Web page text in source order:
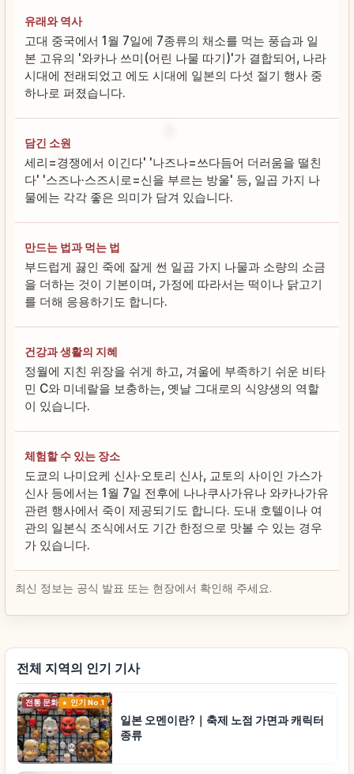
유래와 역사
고대 중국에서 1월 7일에 7종류의 채소를 먹는 풍습과 일
본 고유의 '와카나 쓰미(어린 나물 따기)'가 결합되어, 나라
시대에 전래되었고 에도 시대에 일본의 다섯 절기 행사 중
하나로 퍼졌습니다.
담긴 소원
세리=경쟁에서 이긴다' '나즈나=쓰다듬어 더러움을 떨친
다' '스즈나·스즈시로=신을 부르는 방울' 등, 일곱 가지 나
물에는 각각 좋은 의미가 담겨 있습니다.
만드는 법과 먹는 법
부드럽게 끓인 죽에 잘게 썬 일곱 가지 나물과 소량의 소금
을 더하는 것이 기본이며, 가정에 따라서는 떡이나 닭고기
를 더해 응용하기도 합니다.
건강과 생활의 지혜
정월에 지친 위장을 쉬게 하고, 겨울에 부족하기 쉬운 비타
민 C와 미네랄을 보충하는, 옛날 그대로의 식양생의 역할
이 있습니다.
체험할 수 있는 장소
도쿄의 나미요케 신사·오토리 신사, 교토의 사이인 가스가
신사 등에서는 1월 7일 전후에 나나쿠사가유나 와카나가유
관련 행사에서 죽이 제공되기도 합니다. 도내 호텔이나 여
관의 일본식 조식에서도 기간 한정으로 맛볼 수 있는 경우
가 있습니다.
최신 정보는 공식 발표 또는 현장에서 확인해 주세요.
전체 지역의 인기 기사
전통 문화 인기 No.1
일본 오멘이란?｜축제 노점 가면과 캐릭터
종류